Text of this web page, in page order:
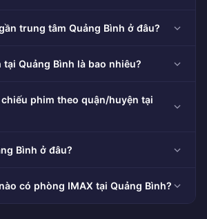
trung tâm Quảng Bình ở đâu?
tại Quảng Bình là bao nhiêu?
phim theo quận/huyện tại
Bình ở đâu?
có phòng IMAX tại Quảng Bình?